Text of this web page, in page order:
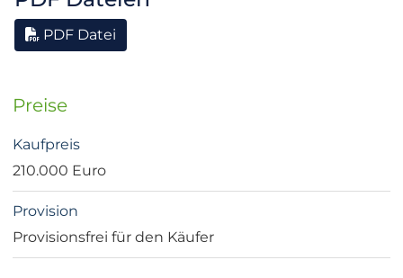
PDF Datei
Preise
Kaufpreis
210.000 Euro
Provision
Provisionsfrei für den Käufer